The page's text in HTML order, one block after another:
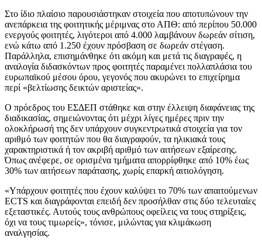
Στο ίδιο πλαίσιο παρουσιάστηκαν στοιχεία που αποτυπώνουν την
ανεπάρκεια της φοιτητικής μέριμνας στο ΑΠΘ: από περίπου 50.000
ενεργούς φοιτητές, λιγότεροι από 4.000 λαμβάνουν δωρεάν σίτιση,
ενώ κάτω από 1.250 έχουν πρόσβαση σε δωρεάν στέγαση.
Παράλληλα, επισημάνθηκε ότι ακόμη και μετά τις διαγραφές, η
αναλογία διδασκόντων προς φοιτητές παραμένει πολλαπλάσια του
ευρωπαϊκού μέσου όρου, γεγονός που ακυρώνει το επιχείρημα
περί «βελτίωσης δεικτών αριστείας».
Ο πρόεδρος του ΕΣΔΕΠ στάθηκε και στην έλλειψη διαφάνειας της
διαδικασίας, σημειώνοντας ότι μέχρι λίγες ημέρες πριν την
ολοκλήρωσή της δεν υπάρχουν συγκεντρωτικά στοιχεία για τον
αριθμό των φοιτητών που θα διαγραφούν, τα ηλικιακά τους
χαρακτηριστικά ή τον ακριβή αριθμό των αιτήσεων εξαίρεσης.
Όπως ανέφερε, σε ορισμένα τμήματα απορρίφθηκε από 10% έως
30% των αιτήσεων παράτασης, χωρίς επαρκή αιτιολόγηση.
«Υπάρχουν φοιτητές που έχουν καλύψει το 70% των απαιτούμενων
ECTS και διαγράφονται επειδή δεν προσήλθαν στις δύο τελευταίες
εξεταστικές. Αυτούς τους ανθρώπους οφείλεις να τους στηρίξεις,
όχι να τους τιμωρείς», τόνισε, μιλώντας για κλιμάκωση
αναλγησίας.